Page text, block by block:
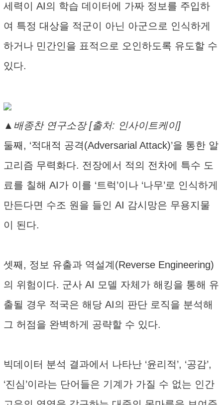
세력이 AI의 학습 데이터에 가짜 정보를 주입하
여 특정 대상을 적군이 아닌 아군으로 인식하게
하거나 민간인을 표적으로 오인하도록 유도할 수
있다.
▲배종찬 연구소장 [출처: 인사이트케이]
둘째, ‘적대적 공격(Adversarial Attack)’을 통한 알
고리즘 무력화다. 전장에서 적의 전차에 특수 도
료를 칠해 AI가 이를 ‘트럭’이나 ‘나무’로 인식하게
만든다면 수조 원을 들인 AI 감시망은 무용지물
이 된다.
셋째, 정보 유출과 역설계(Reverse Engineering)
의 위험이다. 군사 AI 모델 자체가 해킹을 통해 유
출될 경우 적국은 해당 AI의 판단 로직을 분석해
그 허점을 완벽하게 공략할 수 있다.
빅데이터 분석 결과에서 나타난 ‘윤리적’, ‘공감’,
‘진심’이라는 단어들은 기계가 가질 수 없는 인간